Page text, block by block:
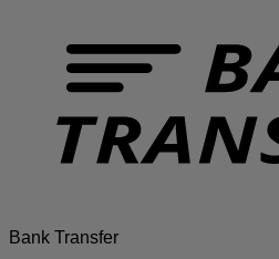
Bank Transfer